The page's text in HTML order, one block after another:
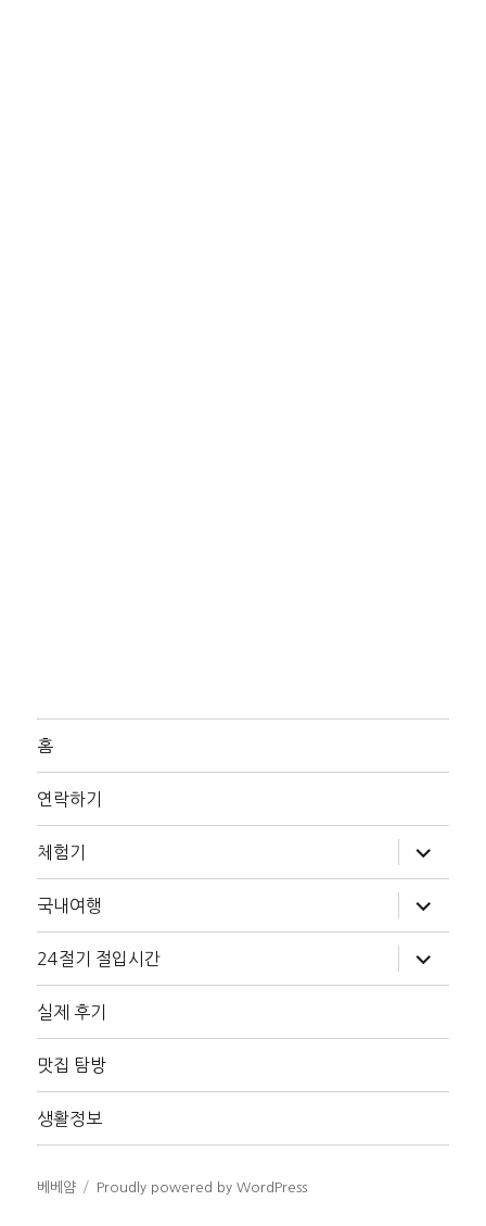
홈
연락하기
체험기
위
메
확
장
국내여행
위
메
확
장
24절기 절입시간
위
메
장
실제 후기
맛집 탐방
생활정보
베베얌 Proudly powered by WordPress